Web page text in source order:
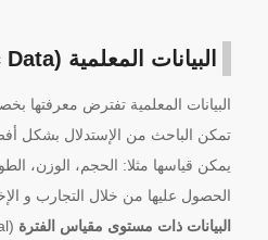
البيانات المعلمية (Parametric Data)
البيانات المعلمية تفترض معرفتها
تمكن الباحث من الإستدلال بشكل
يمكن قياسها مثلا: الحجم، الوزن،
الحصول عليها من خلال التجارب و
البيانات ذات مستوى مقياس الفترة (Interval) و